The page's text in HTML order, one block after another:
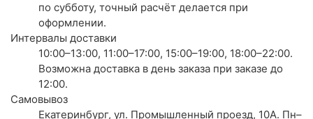
по субботу, точный расчёт делается при
оформлении.
Интервалы доставки
10:00–13:00, 11:00–17:00, 15:00–19:00, 18:00–22:00.
Возможна доставка в день заказа при заказе до
12:00.
Самовывоз
Екатеринбург, ул. Промышленный проезд, 10А. Пн–